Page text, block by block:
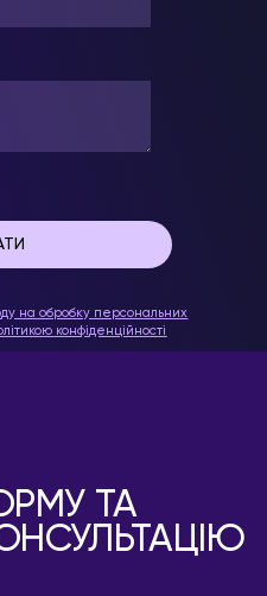
на обробку персональних
конфіденційності
ТА